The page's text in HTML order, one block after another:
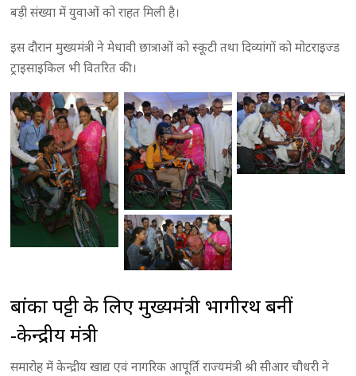
बड़ी संख्या में युवाओं को राहत मिली है।
इस दौरान मुख्यमंत्री ने मेधावी छात्राओं को स्कूटी तथा दिव्यांगों को मोटराइज्ड
ट्राइसाइकिल भी वितरित की।
बांका पट्टी के लिए मुख्यमंत्री भागीरथ बनीं
-केन्द्रीय मंत्री
समारोह में केन्द्रीय खाद्य एवं नागरिक आपूर्ति राज्यमंत्री श्री सीआर चौधरी ने